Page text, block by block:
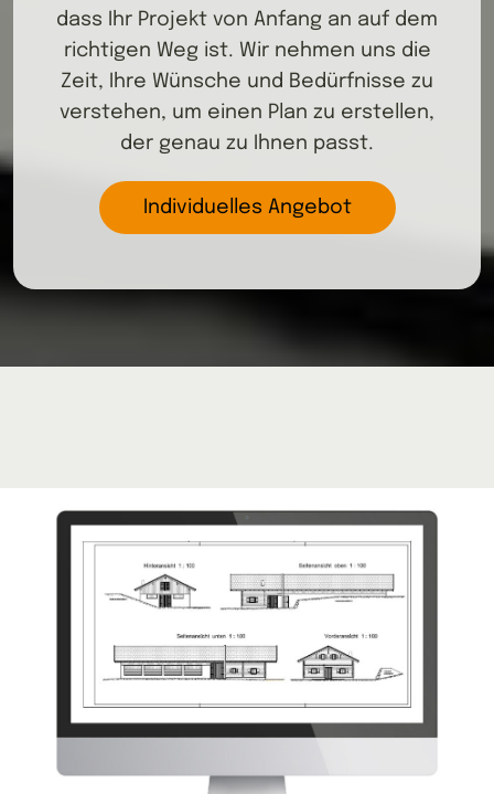
dass Ihr Projekt von Anfang an auf dem
richtigen Weg ist. Wir nehmen uns die
Zeit, Ihre Wünsche und Bedürfnisse zu
verstehen, um einen Plan zu erstellen,
der genau zu Ihnen passt.
Individuelles Angebot